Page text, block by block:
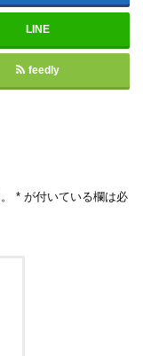
LINE
feedly
* が付いている欄は必